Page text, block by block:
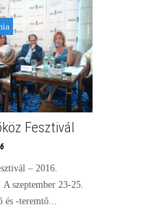
Fesztivál
– 2016.
szeptember 23-25.
-teremtő...